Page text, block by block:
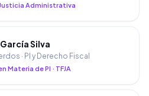
Administrativa
Silva
· PI y Derecho Fiscal
Materia de PI · TFJA